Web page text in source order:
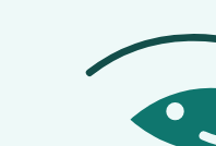
Vælg et sted, hvor det
Det kan være en havn,
med god plads